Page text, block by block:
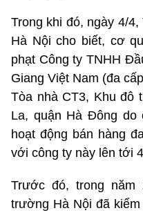
Trong khi đó, ngày 4/
Hà Nội cho biết, cơ
phạt Công ty TNHH
Giang Việt Nam (đa
Tòa nhà CT3, Khu đô
La, quận Hà Đông do
hoạt động bán hàng
với công ty này lên tới
Trước đó, trong năm
trường Hà Nội đã